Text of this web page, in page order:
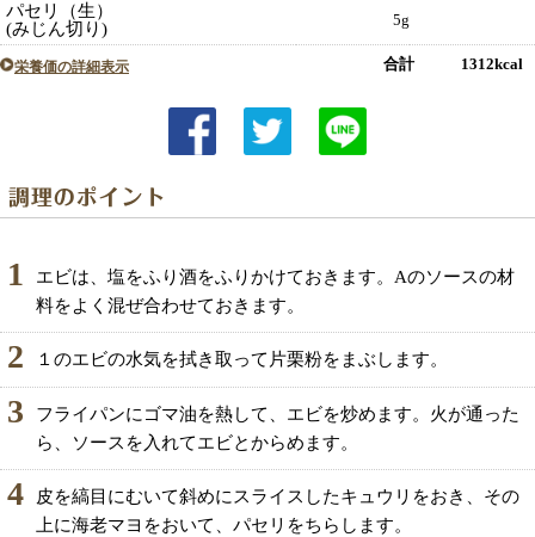
パセリ（生）
(みじん切り)
5g
栄養価の詳細表示 合計 1312kcal
1
エビは、塩をふり酒をふりかけておきます。Aのソースの材
料をよく混ぜ合わせておきます。
2 １のエビの水気を拭き取って片栗粉をまぶします。
3
フライパンにゴマ油を熱して、エビを炒めます。火が通った
ら、ソースを入れてエビとからめます。
4
皮を縞目にむいて斜めにスライスしたキュウリをおき、その
上に海老マヨをおいて、パセリをちらします。